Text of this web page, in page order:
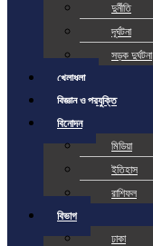
দুর্নীতি
দূর্ঘটনা
সড়ক দুর্ঘটনা
খেলাধুলা
বিজ্ঞান ও প্রযুক্তি
বিনোদন
মিডিয়া
ইতিহাস
রাশিফল
বিভাগ
ঢাকা